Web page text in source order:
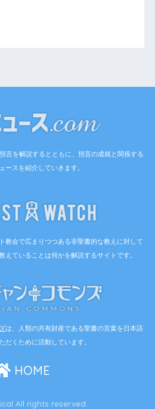
言を解説するとともに、預言の成就と関係する
ースを紹介していきます。
教会で広まりつつある非聖書的な教えに対して
えていることは何かを解説するサイトです。
は、人類の共有財産である聖書の言葉を日本語
だくために活動しています。
HOME
All rights reserved.